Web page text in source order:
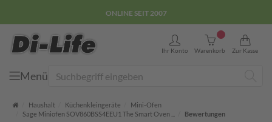
ONLINE SEIT 2007
Ihr Konto Warenkorb
0
Zur Kasse
Menü
Startseite
Haushalt Küchenkleingeräte
Mini-Ofen
Sage Miniofen SOV860BSS4EEU1 The Smart Oven ...
Bewertungen